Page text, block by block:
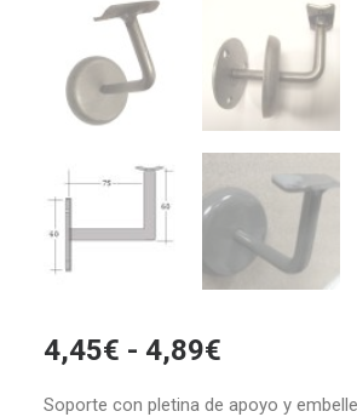
4,45€ - 4,89€
Soporte con pletina de apoyo y